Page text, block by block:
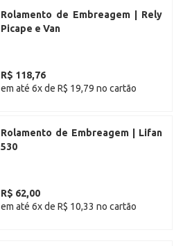
Rolamento de Embreagem | Rely
Picape e Van
R$ 118,76
em até 6x de R$ 19,79 no cartão
Rolamento de Embreagem | Lifan
530
R$ 62,00
em até 6x de R$ 10,33 no cartão